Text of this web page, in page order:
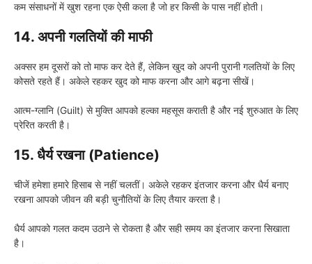
कम संसाधनों में खुश रहना एक ऐसी कला है जो हर किसी के पास नहीं होती।
14. अपनी गलतियों की माफी
अक्सर हम दूसरों को तो माफ कर देते हैं, लेकिन खुद को अपनी पुरानी गलतियों के लिए
कोसते रहते हैं। अकेले रहकर खुद को माफ करना और आगे बढ़ना सीखें।
आत्म-ग्लानि (Guilt) से मुक्ति आपको हल्का महसूस कराती है और नई शुरुआत के लिए
प्रेरित करती है।
15. धैर्य रखना (Patience)
चीजें हमेशा हमारे हिसाब से नहीं चलतीं। अकेले रहकर इंतजार करना और धैर्य बनाए
रखना आपको जीवन की बड़ी चुनौतियों के लिए तैयार करता है।
धैर्य आपको गलत कदम उठाने से रोकता है और सही समय का इंतजार करना सिखाता
है।